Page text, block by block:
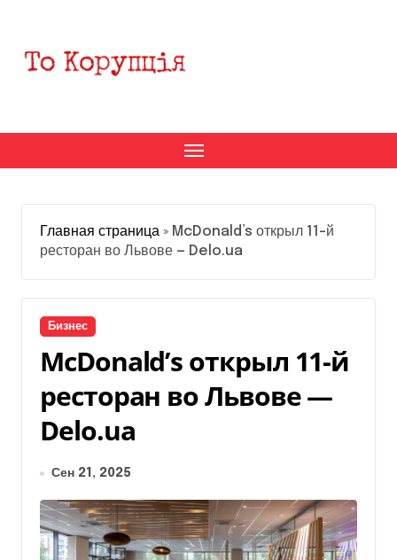
содержанию
Главная страница » McDonald’s открыл 11-й
ресторан во Львове — Delo.ua
Бизнес
McDonald’s открыл 11-й
ресторан во Львове —
Delo.ua
Сен 21, 2025